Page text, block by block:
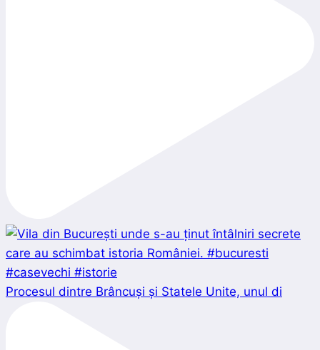
Procesul dintre Brâncuși și Statele Unite, unul di